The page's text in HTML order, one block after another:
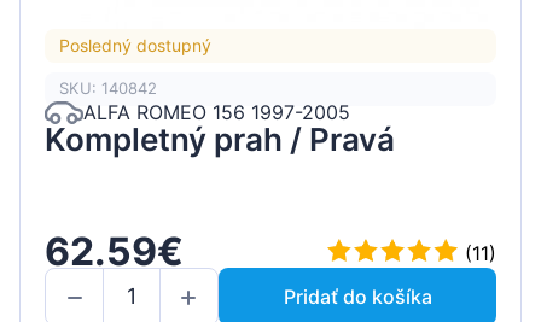
Posledný dostupný
SKU: 140842
ALFA ROMEO 156 1997-2005
Kompletný prah / Pravá
62.59€
(11)
Pridať do košíka